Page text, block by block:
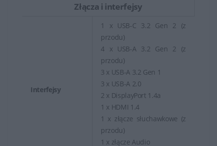
Złącza i interfejsy
Interfejsy
1 x USB-C 3.2 Gen 2 (z
przodu)
4 x USB-A 3.2 Gen 2 (z
przodu)
3 x USB-A 3.2 Gen 1
3 x USB-A 2.0
2 x DisplayPort 1.4a
1 x HDMI 1.4
1 x złącze słuchawkowe (z
przodu)
1 x złącze Audio